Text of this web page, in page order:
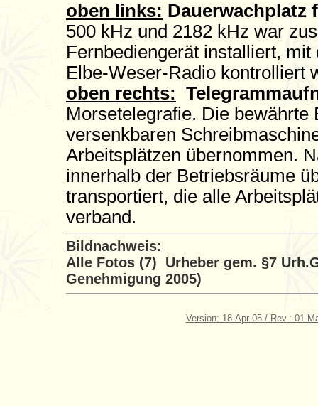
oben links: Dauerwachplatz
500 kHz und 2182 kHz war
Fernbediengerät installiert,
Elbe-Weser-Radio kontrolliert
oben rechts:
Morsetelegrafie. Die
versenkbaren
Arbeitsplätzen übernommen.
innerhalb der Betriebsräume
transportiert, die alle
verband.
Bildnachweis:
Alle Fotos (7) Urheber gem. §7
Genehmigung 2005)
Version: 18-Apr-05 / Rev.: 01-